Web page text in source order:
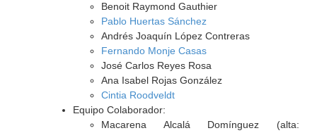
Benoit Raymond Gauthier
Pablo Huertas Sánchez
Andrés Joaquín López Contreras
Fernando Monje Casas
José Carlos Reyes Rosa
Ana Isabel Rojas González
Cintia Roodveldt
Equipo Colaborador:
Macarena Alcalá Domínguez (alta: